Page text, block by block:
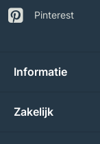
Pinterest
Informatie
Zakelijk